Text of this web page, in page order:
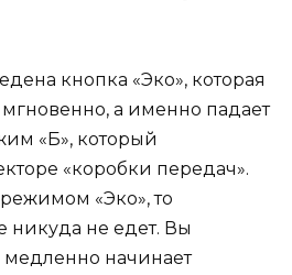
кнопка «Эко», которая
а именно падает
«Б», который
«коробки передач».
«Эко», то
никуда не едет. Вы
медленно начинает